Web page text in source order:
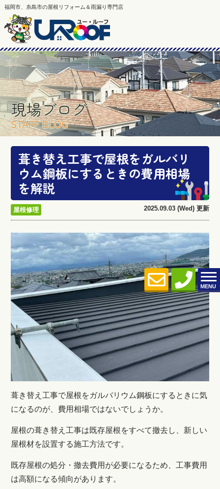
福岡市、糸島市の屋根リフォーム＆雨漏り専門店
MENU
現場ブログ
STAFF BLOG
葺き替え工事で屋根をガルバリ
ウム鋼板にするときの費用相場
を解説
屋根修理 2025.09.03 (Wed) 更新
葺き替え工事で屋根をガルバリウム鋼板にするときに気
になるのが、費用相場ではないでしょうか。
屋根の葺き替え工事は既存屋根をすべて撤去し、新しい
屋根材を設置する施工方法です。
既存屋根の処分・撤去費用が必要になるため、工事費用
は高額になる傾向があります。